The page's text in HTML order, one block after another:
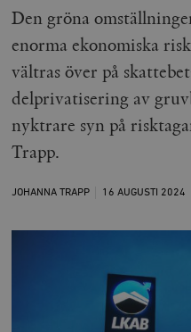
Den gröna
enorma ekonomiska
vältras över på
delprivatisering av
nyktrare syn på
Trapp.
JOHANNA TRAPP 16 AUGUSTI 2024